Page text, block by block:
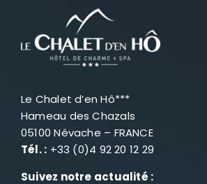
Le Chalet d’en Hô***
Hameau des Chazals
05100 Névache – FRANCE
Tél. : +33 (0)4 92 20 12 29
Suivez notre actualité :